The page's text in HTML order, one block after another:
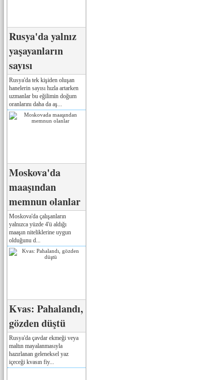
Rusya'da yalnız
yaşayanların
sayısı
Rusya'da tek kişiden oluşan
hanelerin sayısı hızla artarken
uzmanlar bu eğilimin doğum
oranlarını daha da aş...
Moskova'da
maaşından
memnun olanlar
Moskova'da çalışanların
yalnızca yüzde 4'ü aldığı
maaşın niteliklerine uygun
olduğunu d...
Kvas: Pahalandı,
gözden düştü
Rusya'da çavdar ekmeği veya
maltın mayalanmasıyla
hazırlanan geleneksel yaz
içeceği kvasın fiy...